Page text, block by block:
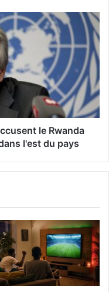
le Rwanda
l'est du pays